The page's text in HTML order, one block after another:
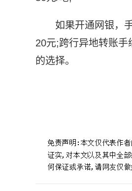
如果开通网银，
20元;跨行异地转账
的选择。